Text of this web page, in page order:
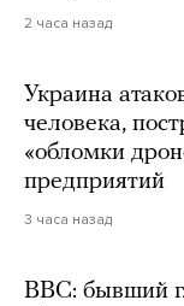
2 часа назад
Украина
человека,
«обломки
предприятий
3 часа назад
BBC: бывший